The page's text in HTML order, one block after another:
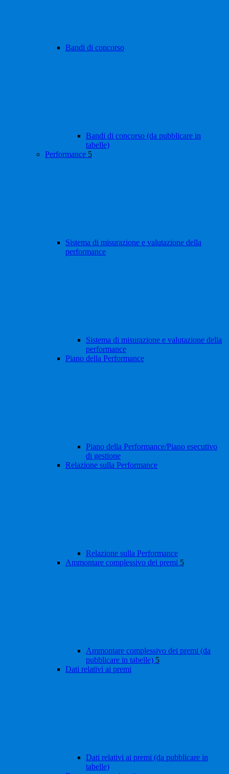
Bandi di concorso
Bandi di concorso (da pubblicare in
tabelle)
Performance 5
Sistema di misurazione e valutazione della
performance
Sistema di misurazione e valutazione della
performance
Piano della Performance
Piano della Performance/Piano esecutivo
di gestione
Relazione sulla Performance
Relazione sulla Performance
Ammontare complessivo dei premi 5
Ammontare complessivo dei premi (da
pubblicare in tabelle) 5
Dati relativi ai premi
Dati relativi ai premi (da pubblicare in
tabelle)